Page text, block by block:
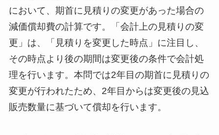
において、期首に見積りの変更があった場合の
減価償却費の計算です。「会計上の見積りの変
更」は、「見積りを変更した時点」に注目し、
その時点より後の期間は変更後の条件で会計処
理を行います。本問では2年目の期首に見積りの
変更が行われたため、2年目からは変更後の見込
販売数量に基づいて償却を行います。